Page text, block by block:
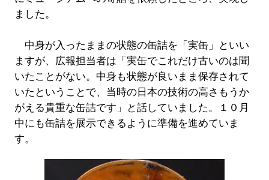
ました。
中身が入ったままの状態の缶詰を「実缶」といい
ますが、広報担当者は「実缶でこれだけ古いのは聞
いたことがない。中身も状態が良いまま保存されて
いたということで、当時の日本の技術の高さもうか
がえる貴重な缶詰です」と話していました。１０月
中にも缶詰を展示できるように準備を進めていま
す。